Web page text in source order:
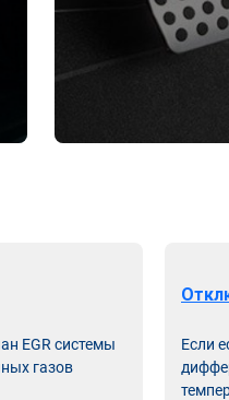
EGR системы
газов
Если